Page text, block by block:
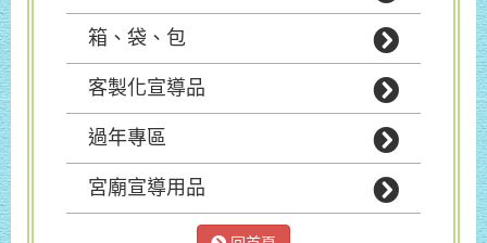
箱、袋、包
客製化宣導品
過年專區
宮廟宣導用品